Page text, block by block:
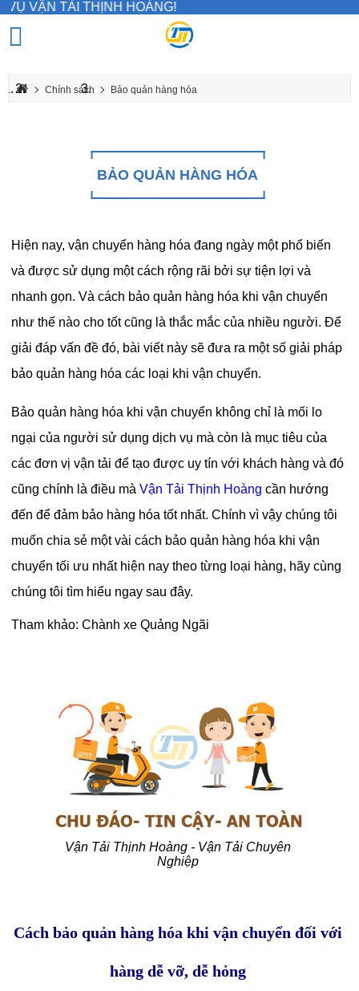
TẢI THỊNH HOÀNG!
Chính sách Bảo quản hàng hóa
BẢO QUẢN HÀNG HÓA
Hiện nay, vận chuyển hàng hóa đang ngày một phổ biến
và được sử dụng một cách rộng rãi bởi sự tiện lợi và
nhanh gọn. Và cách bảo quản hàng hóa khi vận chuyển
như thế nào cho tốt cũng là thắc mắc của nhiều người. Để
giải đáp vấn đề đó, bài viết này sẽ đưa ra một số giải pháp
bảo quản hàng hóa các loại khi vận chuyển.
Bảo quản hàng hóa khi vận chuyển không chỉ là mối lo
ngại của người sử dụng dịch vụ mà còn là mục tiêu của
các đơn vị vận tải để tạo được uy tín với khách hàng và đó
cũng chính là điều màVận Tải Thịnh Hoàng cần hướng
đến để đảm bảo hàng hóa tốt nhất. Chính vì vậy chúng tôi
muốn chia sẻ một vài cách bảo quản hàng hóa khi vận
chuyển tối ưu nhất hiện nay theo từng loại hàng, hãy cùng
chúng tôi tìm hiểu ngay sau đây.
Tham khảo:Chành xe Quảng Ngãi
Vận Tải Thịnh Hoàng - Vận Tải Chuyên
Nghiệp
Cách bảo quản hàng hóa khi vận chuyển đối với
hàng dễ vỡ, dễ hỏng